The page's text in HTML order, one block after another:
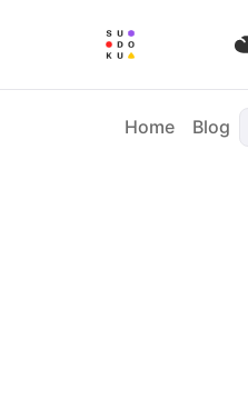
Home Blog